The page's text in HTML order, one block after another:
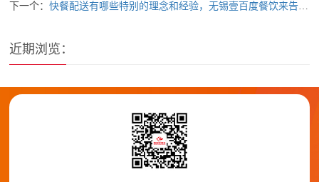
下一个：快餐配送有哪些特别的理念和经验，无锡壹百度餐饮来告诉你
近期浏览：